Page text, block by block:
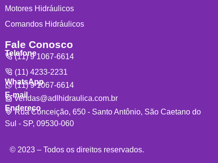
Motores Hidráulicos
Comandos Hidráulicos
Fale Conosco
Telefone
(11) 9 1067-6614
(11) 4233-2231
WhatsApp
(11) 9 1067-6614
E-mail
vendas@adlhidraulica.com.br
Endereço
Rua Conceição, 650 - Santo Antônio, São Caetano do
Sul - SP, 09530-060
© 2023 – Todos os direitos reservados.